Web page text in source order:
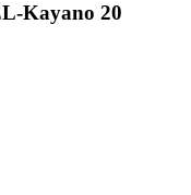
Kayano 20